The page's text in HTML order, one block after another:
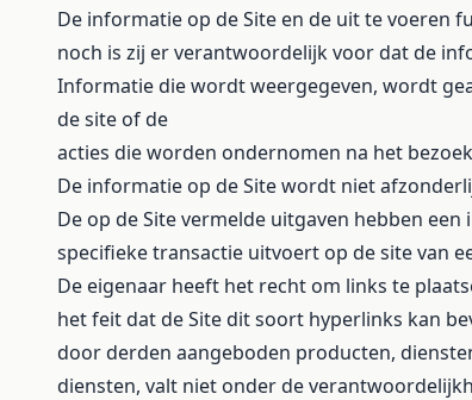
De informatie op de Site en de uit te voeren
noch is zij er verantwoordelijk voor dat de
Informatie die wordt weergegeven, wordt
de site of de
acties die worden ondernomen na het
De informatie op de Site wordt niet
De op de Site vermelde uitgaven hebben
specifieke transactie uitvoert op de site van
De eigenaar heeft het recht om links te
het feit dat de Site dit soort hyperlinks kan
door derden aangeboden producten,
diensten, valt niet onder de